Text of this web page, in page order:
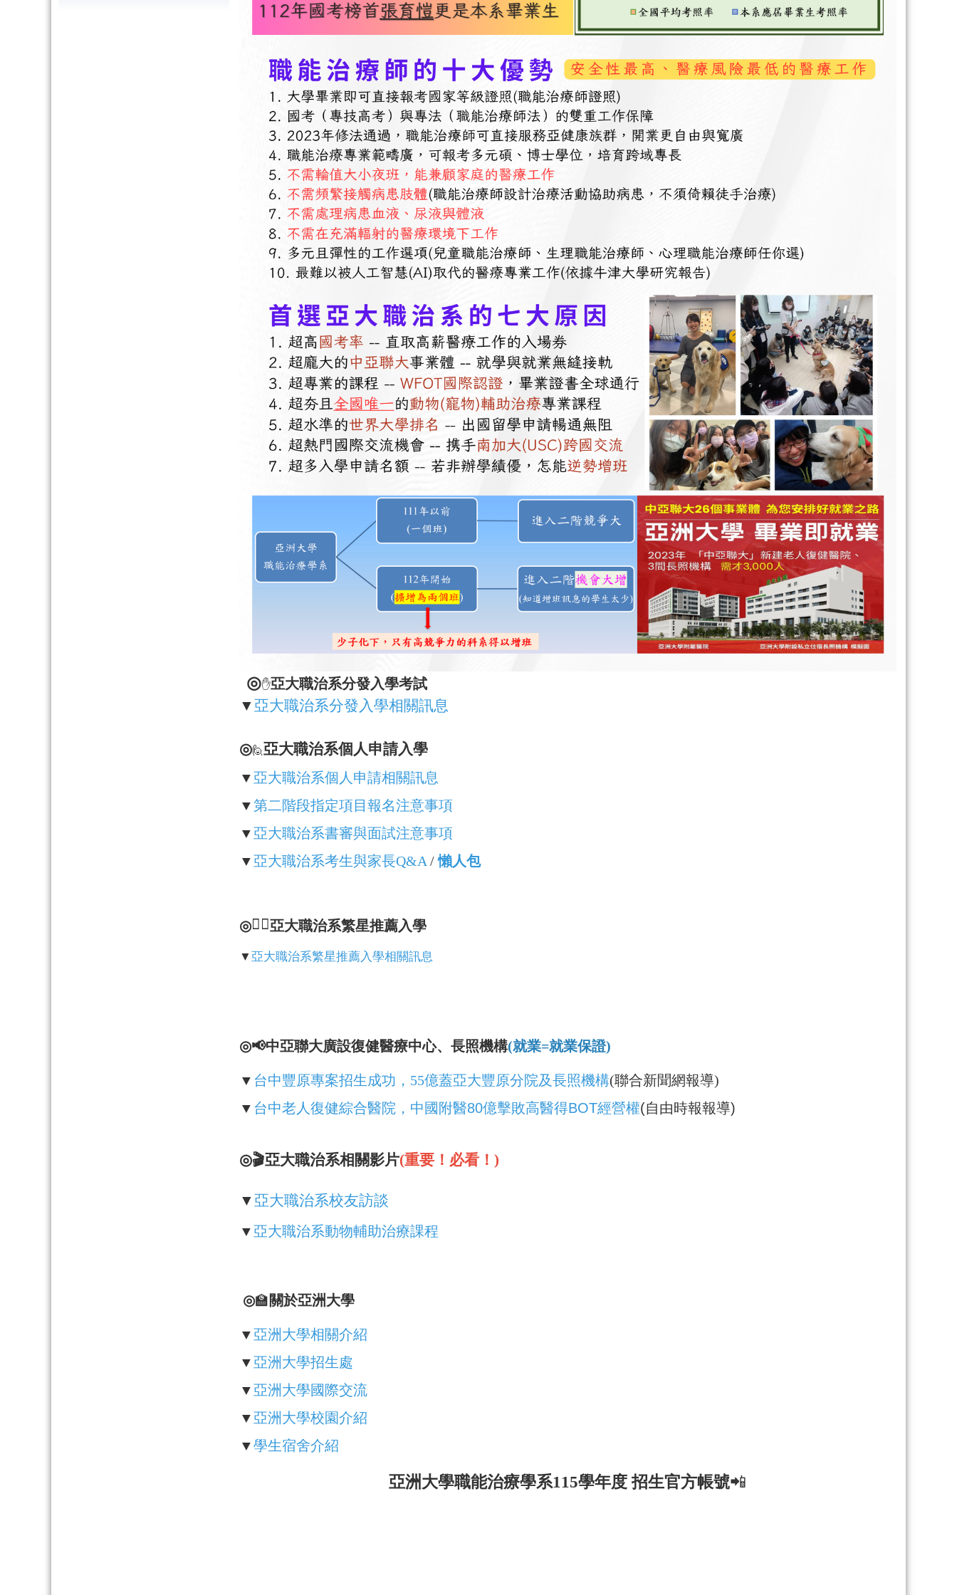
◎✋亞大職治系分發入學考試
▼ 亞大職治系分發入學相關訊息
◎🙋亞大職治系個人申請入學
▼亞大職治系個人申請相關訊息
▼第二階段指定項目報名注意事項
▼亞大職治系書審與面試注意事項
▼亞大職治系考生與家長Q&A/懶人包
◎🙋‍♂️亞大職治系繁星推薦入學
▼亞大職治系繁星推薦入學相關訊息
◎📢中亞聯大廣設復健醫療中心、長照機構(就業=就業保證)
▼ 台中豐原專案招生成功，55億蓋亞大豐原分院及長照機構(聯合新聞網報導)
▼ 台中老人復健綜合醫院，中國附醫80億擊敗高醫得BOT經營權(自由時報報導)
◎🎬亞大職治系相關影片(重要！必看！)
▼ 亞大職治系校友訪談
▼亞大職治系動物輔助治療課程
◎🏫 關於亞洲大學
▼亞洲大學相關介紹
▼亞洲大學招生處
▼亞洲大學國際交流
▼亞洲大學校園介紹
▼學生宿舍介紹
亞洲大學職能治療學系115學年度 招生官方帳號📲